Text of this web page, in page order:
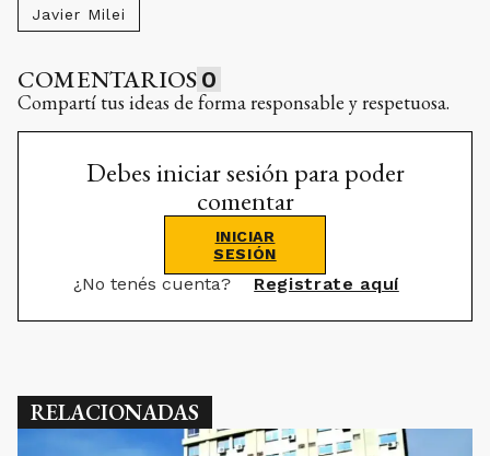
Javier Milei
COMENTARIOS 0
Compartí tus ideas de forma responsable y respetuosa.
Debes iniciar sesión para poder
comentar
INICIAR
SESIÓN
¿No tenés cuenta? Registrate aquí
RELACIONADAS